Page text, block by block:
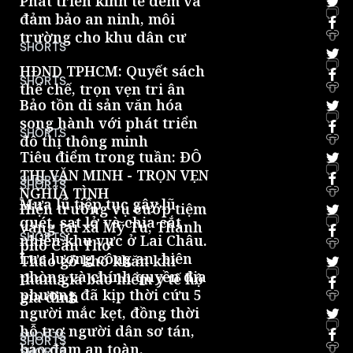
đảm bảo an ninh, môi
trường cho khu dân cư
0
SHORTS
HĐND TPHCM: Quyết sách
thể chế, trọn vẹn tri ân
0
SHORTS
Bảo tồn di sản văn hóa
song hành với phát triển
đô thị thông minh
0
SHORTS
Tiêu điểm trong tuần: ĐÔ
THỊ VĂN MINH - TRỌN VẸN
NGHĨA TÌNH
0
SHORTS
Hiện trường vụ cướp tiệm
vàng tại xã Mỹ Tú, Thành
phố Cần Thơ
0
SHORTS
Tháo gỡ khó khăn khi
tham gia bảo hiểm y tế hộ
gia đình
0
SHORTS
Mưa lũ tiếp tục gây lũ
quét, sạt lở và chia cắt
nhiều khu vực ở Lai Châu.
Lực lượng công an, biên
phòng và chính quyền địa
phương đã kịp thời cứu 5
người mắc kẹt, đồng thời
hỗ trợ người dân sơ tán,
bảo đảm an toàn.
0
SHORTS
SHORTS